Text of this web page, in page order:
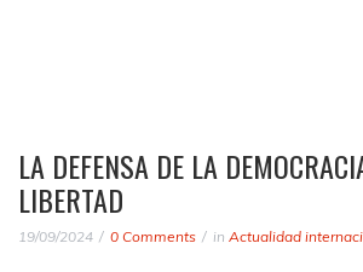
LA DEFENSA DE LA
LIBERTAD
19/09/2024 0 Comments in Actualidad